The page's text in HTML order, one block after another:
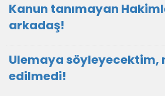
Kanun tanımayan
arkadaş!
Ulemaya söyleyecektim,
edilmedi!